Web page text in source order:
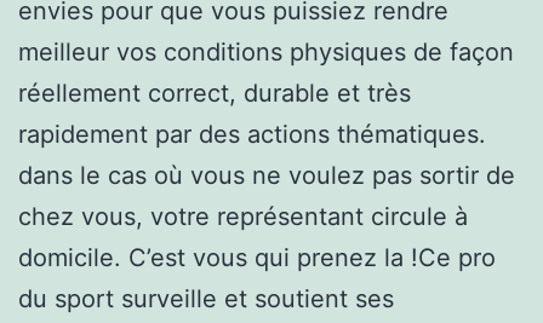
envies pour que vous puissiez rendre
meilleur vos conditions physiques de façon
réellement correct, durable et très
rapidement par des actions thématiques.
dans le cas où vous ne voulez pas sortir de
chez vous, votre représentant circule à
domicile. C’est vous qui prenez la !Ce pro
du sport surveille et soutient ses